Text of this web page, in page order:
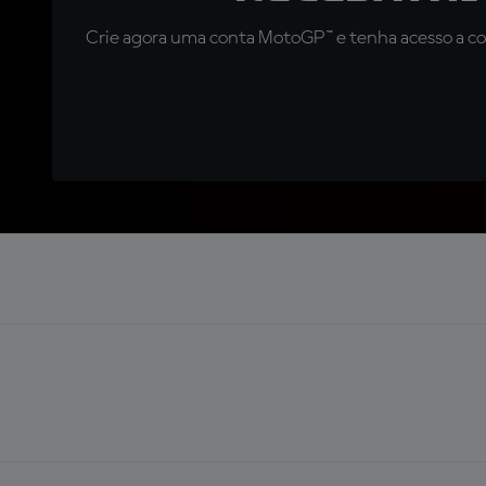
Crie agora uma conta MotoGP™ e tenha acesso a